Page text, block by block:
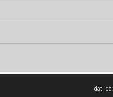
dati da: